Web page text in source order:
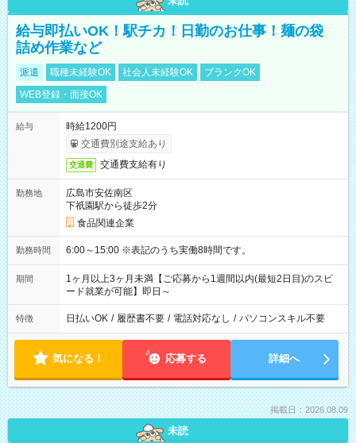
給与即払いOK！駅チカ！日勤のお仕事！麺の袋
詰め作業など
派遣 職種未経験OK 社会人未経験OK
ブランクOK
WEB登録・面接OK
給与
時給1200円
交通費別途支給あり
交通費 交通費支給有り
勤務地
広島市安佐南区
下祇園駅から徒歩2分
食品関連企業
勤務時間 6:00～15:00 ※表記のうち実働8時間です。
期間
1ヶ月以上3ヶ月未満【ご応募から1週間以内(最短2日目)のスピ
ード就業が可能】即日～
特徴 日払いOK / 履歴書不要 / 電話対応なし / パソコンスキル不要
気になる！ 応募する 詳細へ
掲載日：2026.08.09
未読